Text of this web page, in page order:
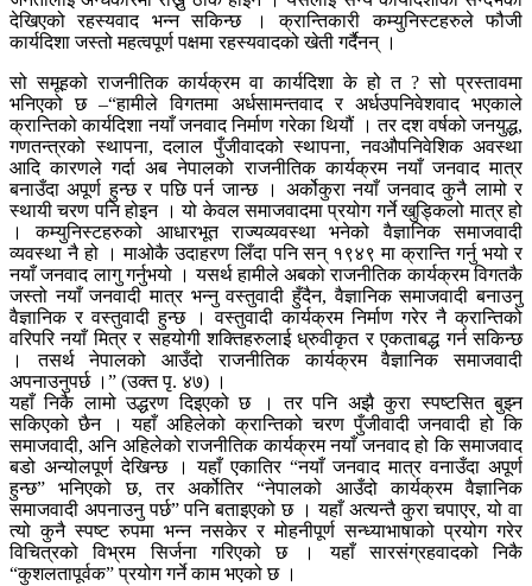
देखिएको रहस्यवाद भन्न सकिन्छ । क्रान्तिकारी कम्युनिस्टहरुले फौजी
कार्यदिशा जस्तो महत्वपूर्ण पक्षमा रहस्यवादको खेती गर्दैनन् ।
सो समूहको राजनीतिक कार्यक्रम वा कार्यदिशा के हो त ? सो प्रस्तावमा
भनिएको छ –“हामीले विगतमा अर्धसामन्तवाद र अर्धउपनिवेशवाद भएकाले
क्रान्तिको कार्यदिशा नयाँ जनवाद निर्माण गरेका थियौं । तर दश वर्षको जनयुद्ध,
गणतन्त्रको स्थापना, दलाल पुँजीवादको स्थापना, नवऔपनिवेशिक अवस्था
आदि कारणले गर्दा अब नेपालको राजनीतिक कार्यक्रम नयाँ जनवाद मात्र
बनाउँदा अपूर्ण हुन्छ र पछि पर्न जान्छ । अर्कोकुरा नयाँ जनवाद कुनै लामो र
स्थायी चरण पनि होइन । यो केवल समाजवादमा प्रयोग गर्ने खुड्किलो मात्र हो
। कम्युनिस्टहरुको आधारभूत राज्यव्यवस्था भनेको वैज्ञानिक समाजवादी
व्यवस्था नै हो । माओकै उदाहरण लिँदा पनि सन् १९४९ मा क्रान्ति गर्नु भयो र
नयाँ जनवाद लागु गर्नुभयो । यसर्थ हामीले अबको राजनीतिक कार्यक्रम विगतकै
जस्तो नयाँ जनवादी मात्र भन्नु वस्तुवादी हुँदैन, वैज्ञानिक समाजवादी बनाउनु
वैज्ञानिक र वस्तुवादी हुन्छ । वस्तुवादी कार्यक्रम निर्माण गरेर नै क्रान्तिको
वरिपरि नयाँ मित्र र सहयोगी शक्तिहरुलाई ध्रुवीकृत र एकताबद्ध गर्न सकिन्छ
। तसर्थ नेपालको आउँदो राजनीतिक कार्यक्रम वैज्ञानिक समाजवादी
अपनाउनुपर्छ ।” (उक्त पृ. ४७) ।
यहाँ निकै लामो उद्धरण दिइएको छ । तर पनि अझै कुरा स्पष्टसित बुझ्न
सकिएको छैन । यहाँ अहिलेको क्रान्तिको चरण पुँजीवादी जनवादी हो कि
समाजवादी, अनि अहिलेको राजनीतिक कार्यक्रम नयाँ जनवाद हो कि समाजवाद
बडो अन्योलपूर्ण देखिन्छ । यहाँ एकातिर “नयाँ जनवाद मात्र वनाउँदा अपूर्ण
हुन्छ” भनिएको छ, तर अर्कोतिर “नेपालको आउँदो कार्यक्रम वैज्ञानिक
समाजवादी अपनाउनु पर्छ” पनि बताइएको छ । यहाँ अत्यन्तै कुरा चपाएर, यो वा
त्यो कुनै स्पष्ट रुपमा भन्न नसकेर र मोहनीपूर्ण सन्ध्याभाषाको प्रयोग गरेर
विचित्रको विभ्रम सिर्जना गरिएको छ । यहाँ सारसंग्रहवादको निकै
“कुशलतापूर्वक” प्रयोग गर्ने काम भएको छ ।